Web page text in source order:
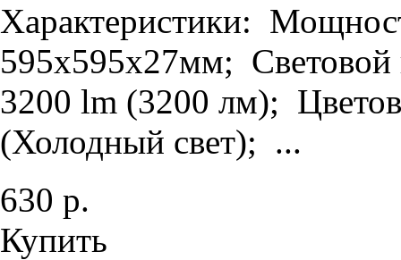
Характеристики:
595х595х27мм; Световой
3200 lm (3200 лм);
(Холодный свет); ...
630 р.
Купить